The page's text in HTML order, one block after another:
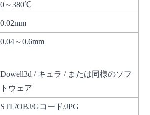
0～380℃
0.02mm
0.04～0.6mm
Dowell3d / キュラ / または同様のソフ
トウェア
STL/OBJ/Gコード/JPG